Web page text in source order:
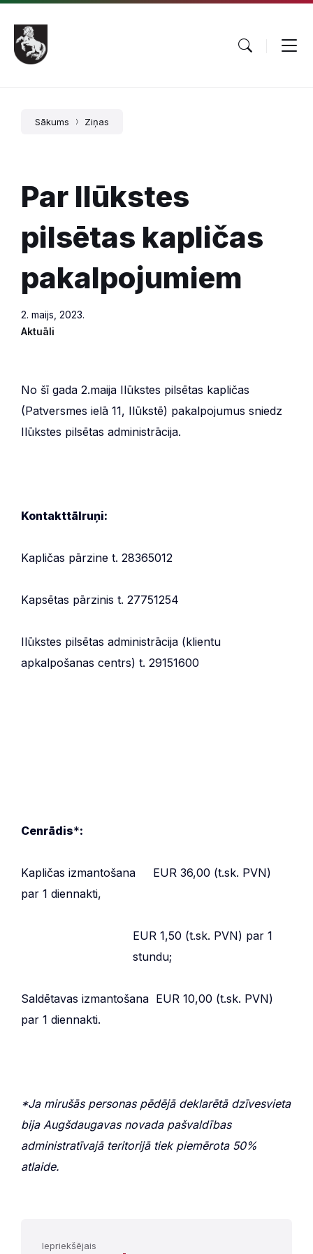
Pāriet
saturu
Skip
main
navigation
Skip
footer
Sākums Ziņas
Par Ilūkstes
pilsētas kapličas
pakalpojumiem
2. maijs, 2023.
Aktuāli
No šī gada 2.maija Ilūkstes pilsētas kapličas
(Patversmes ielā 11, Ilūkstē) pakalpojumus sniedz
Ilūkstes pilsētas administrācija.
Kontakttālruņi:
Kapličas pārzine t. 28365012
Kapsētas pārzinis t. 27751254
Ilūkstes pilsētas administrācija (klientu
apkalpošanas centrs) t. 29151600
Cenrādis*:
Kapličas izmantošana EUR 36,00 (t.sk. PVN)
par 1 diennakti,
EUR 1,50 (t.sk. PVN) par 1
stundu;
Saldētavas izmantošana EUR 10,00 (t.sk. PVN)
par 1 diennakti.
*Ja mirušās personas pēdējā deklarētā dzīvesvieta
bija Augšdaugavas novada pašvaldības
administratīvajā teritorijā tiek piemērota 50%
atlaide.
Iepriekšējais